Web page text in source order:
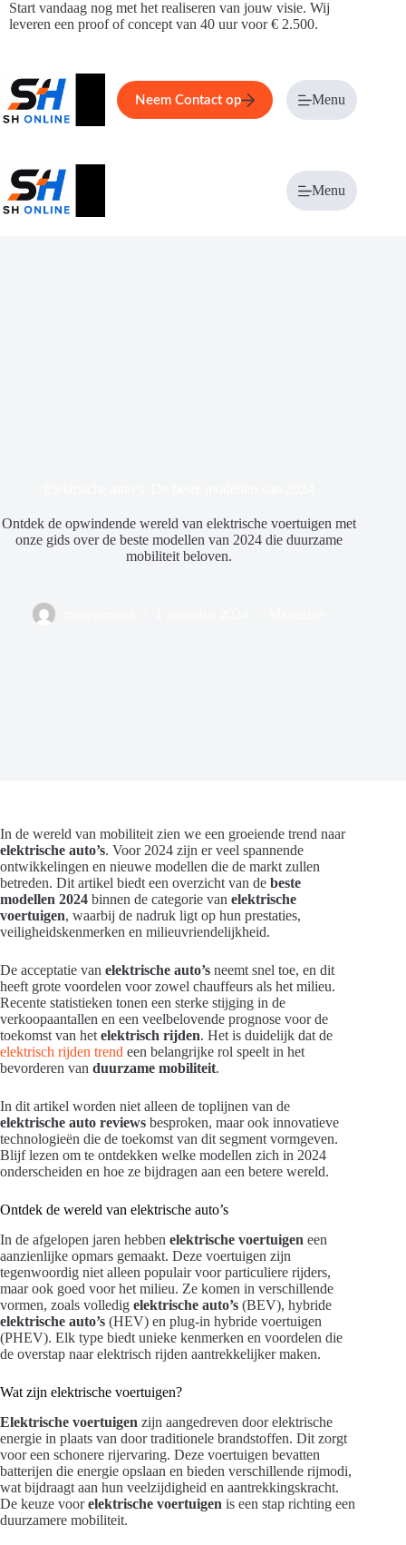
Ga
naar
Start vandaag nog met het realiseren van jouw visie. Wij
leveren een proof of concept van 40 uur voor € 2.500.
Home Service Over ons
Neem Contact op Menu
Menu
Ontdek de opwindende wereld van elektrische voertuigen met
onze gids over de beste modellen van 2024 die duurzame
mobiliteit beloven.
In de wereld van mobiliteit zien we een groeiende trend naar
elektrische auto’s. Voor 2024 zijn er veel spannende
ontwikkelingen en nieuwe modellen die de markt zullen
betreden. Dit artikel biedt een overzicht van de beste
modellen 2024 binnen de categorie van elektrische
voertuigen, waarbij de nadruk ligt op hun prestaties,
veiligheidskenmerken en milieuvriendelijkheid.
De acceptatie van elektrische auto’s neemt snel toe, en dit
heeft grote voordelen voor zowel chauffeurs als het milieu.
Recente statistieken tonen een sterke stijging in de
verkoopaantallen en een veelbelovende prognose voor de
toekomst van het elektrisch rijden. Het is duidelijk dat de
elektrisch rijden trend een belangrijke rol speelt in het
bevorderen van duurzame mobiliteit.
In dit artikel worden niet alleen de toplijnen van de
elektrische auto reviews besproken, maar ook innovatieve
technologieën die de toekomst van dit segment vormgeven.
Blijf lezen om te ontdekken welke modellen zich in 2024
onderscheiden en hoe ze bijdragen aan een betere wereld.
Ontdek de wereld van elektrische auto’s
In de afgelopen jaren hebben elektrische voertuigen een
aanzienlijke opmars gemaakt. Deze voertuigen zijn
tegenwoordig niet alleen populair voor particuliere rijders,
maar ook goed voor het milieu. Ze komen in verschillende
vormen, zoals volledig elektrische auto’s (BEV), hybride
elektrische auto’s (HEV) en plug-in hybride voertuigen
(PHEV). Elk type biedt unieke kenmerken en voordelen die
de overstap naar elektrisch rijden aantrekkelijker maken.
Wat zijn elektrische voertuigen?
Elektrische voertuigen zijn aangedreven door elektrische
energie in plaats van door traditionele brandstoffen. Dit zorgt
voor een schonere rijervaring. Deze voertuigen bevatten
batterijen die energie opslaan en bieden verschillende rijmodi,
wat bijdraagt aan hun veelzijdigheid en aantrekkingskracht.
De keuze voorelektrische voertuigen is een stap richting een
duurzamere mobiliteit.